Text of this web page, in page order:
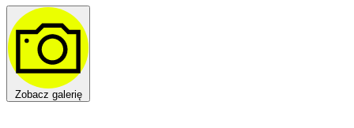
Zobacz galerię